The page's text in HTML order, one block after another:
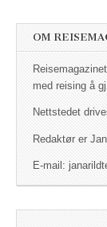
OM
med reising å
Nettstedet
Redaktør er
E-mail: